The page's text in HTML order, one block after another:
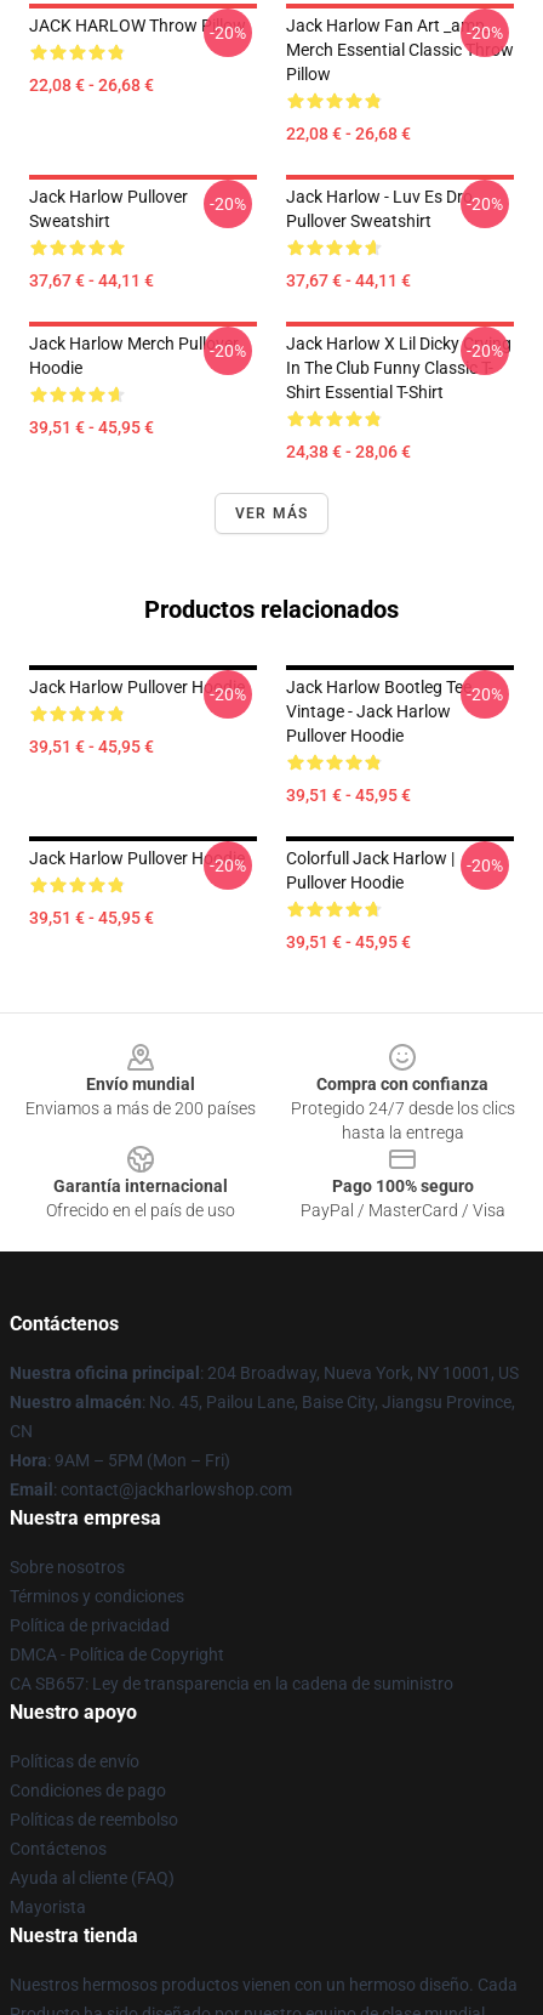
JACK HARLOW Throw Pillow
22,08 € - 26,68 €
-20%
Jack Harlow Fan Art _amp_
Merch Essential Classic Throw
Pillow
22,08 € - 26,68 €
-20%
Jack Harlow Pullover
Sweatshirt
37,67 € - 44,11 €
-20%
Jack Harlow - Luv Es Dro
Pullover Sweatshirt
37,67 € - 44,11 €
-20%
Jack Harlow Merch Pullover
Hoodie
39,51 € - 45,95 €
-20%
Jack Harlow X Lil Dicky Crying
In The Club Funny Classic T-
Shirt Essential T-Shirt
24,38 € - 28,06 €
-20%
VER MÁS
Productos relacionados
Jack Harlow Pullover Hoodie
39,51 € - 45,95 €
-20%
Jack Harlow Bootleg Tee
Vintage - Jack Harlow
Pullover Hoodie
39,51 € - 45,95 €
-20%
Jack Harlow Pullover Hoodie
39,51 € - 45,95 €
-20%
Colorfull Jack Harlow |
Pullover Hoodie
39,51 € - 45,95 €
-20%
Envío mundial
Enviamos a más de 200 países
Compra con confianza
Protegido 24/7 desde los clics
hasta la entrega
Garantía internacional
Ofrecido en el país de uso
Pago 100% seguro
PayPal / MasterCard / Visa
Contáctenos
Nuestra oficina principal : 204 Broadway, Nueva York, NY 10001, US
Nuestro almacén: No. 45, Pailou Lane, Baise City, Jiangsu Province,
CN
Hora: 9AM – 5PM (Mon – Fri)
Email : contact@jackharlowshop.com
Nuestra empresa
Sobre nosotros
Términos y condiciones
Política de privacidad
DMCA - Política de Copyright
CA SB657: Ley de transparencia en la cadena de suministro
Nuestro apoyo
Políticas de envío
Condiciones de pago
Políticas de reembolso
Contáctenos
Ayuda al cliente (FAQ)
Mayorista
Nuestra tienda
Nuestros hermosos productos vienen con un hermoso diseño. Cada